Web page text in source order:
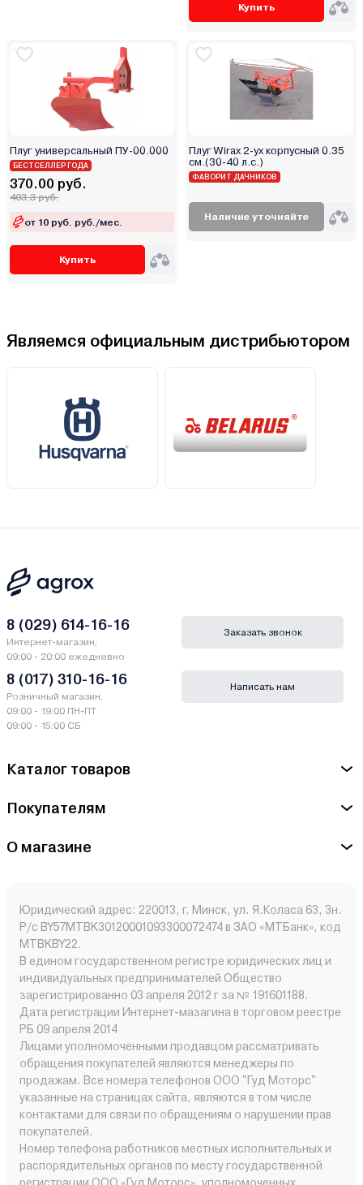
Купить
Плуг универсальный ПУ-00.000
БЕСТСЕЛЛЕР ГОДА
370.00 руб.
403.3 руб.
от 10 руб. руб./мес.
Купить
Плуг Wirax 2-ух корпусный 0.35
см.(30-40 л.с.)
ФАВОРИТ ДАЧНИКОВ
Наличие уточняйте
Являемся официальным дистрибьютором
Каталог товаров
Покупателям
О магазине
Юридический адрес: 220013, г. Минск, ул. Я.Коласа 63, 3н.
Р/с BY57MTBK30120001093300072474 в ЗАО «МТБанк», код
MTBKBY22.
В едином государственном регистре юридических лиц и
индивидуальных предпринимателей Общество
зарегистрированно 03 апреля 2012 г за № 191601188.
Дата регистрации Интернет-мазагина в торговом реестре
РБ 09 апреля 2014
Лицами уполномоченными продавцом рассматривать
обращения покупателей являются менеджеры по
продажам. Все номера телефонов ООО "Гуд Моторс"
указанные на страницах сайта, являются в том числе
контактами для связи по обращениям о нарушении прав
покупателей.
Номер телефона работников местных исполнительных и
распорядительных органов по месту государственной
8 (029) 614-16-16
Интернет-магазин,
09:00 - 20:00 ежедневно
8 (017) 310-16-16
Розничный магазин,
09:00 - 19:00 ПН-ПТ
09:00 - 15:00 СБ
Заказать звонок
Написать нам